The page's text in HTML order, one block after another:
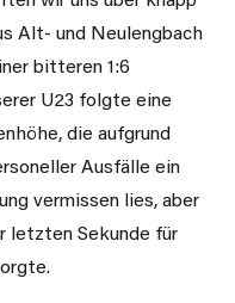
Alt- und Neulengbach
bitteren 1:6
U23 folgte eine
die aufgrund
Ausfälle ein
vermissen lies, aber
letzten Sekunde für